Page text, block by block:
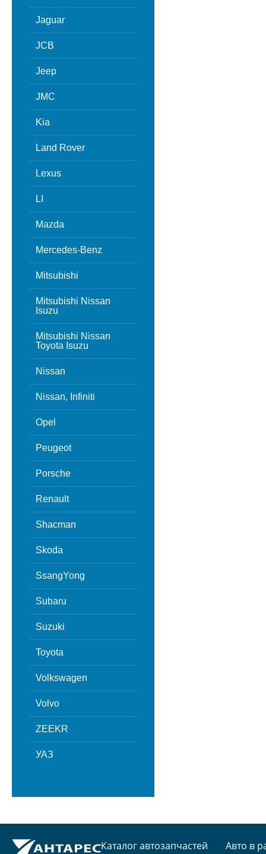
Jaguar
JCB
Jeep
JMC
Kia
Land Rover
Lexus
LI
Mazda
Mercedes-Benz
Mitsubishi
Mitsubishi Nissan
Isuzu
Mitsubishi Nissan
Toyota Isuzu
Nissan
Nissan, Infiniti
Opel
Peugeot
Porsche
Renault
Shacman
Skoda
SsangYong
Subaru
Suzuki
Toyota
Volkswagen
Volvo
ZEEKR
УАЗ
Каталог автозапчастей
Авто в